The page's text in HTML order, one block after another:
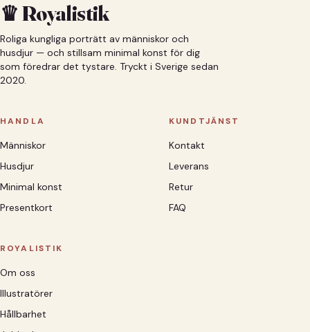
♛ Royalistik
Roliga kungliga porträtt av människor och
husdjur — och stillsam minimal konst för dig
som föredrar det tystare. Tryckt i Sverige sedan
2020.
HANDLA
Människor
Husdjur
Minimal konst
Presentkort
KUNDTJÄNST
Kontakt
Leverans
Retur
FAQ
ROYALISTIK
Om oss
Illustratörer
Hållbarhet